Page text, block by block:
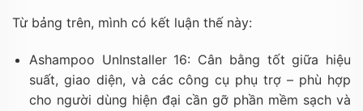
Từ bảng trên, mình có kết luận thế này:
Ashampoo UnInstaller 16: Cân bằng tốt giữa hiệu
suất, giao diện, và các công cụ phụ trợ – phù hợp
cho người dùng hiện đại cần gỡ phần mềm sạch và